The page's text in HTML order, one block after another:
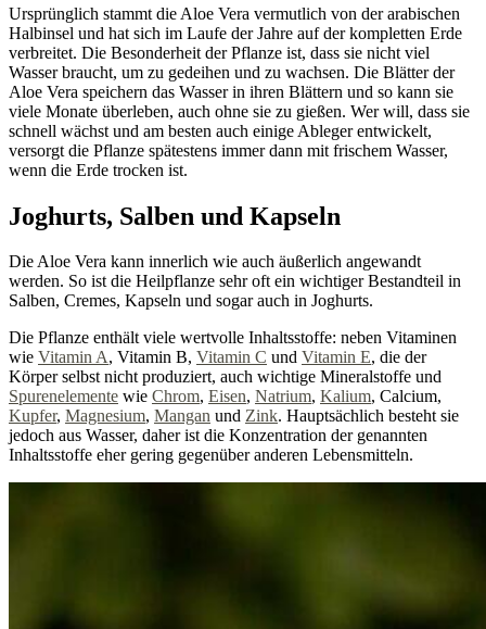
Ursprünglich stammt die Aloe Vera vermutlich von der arabischen
Halbinsel und hat sich im Laufe der Jahre auf der kompletten Erde
verbreitet. Die Besonderheit der Pflanze ist, dass sie nicht viel
Wasser braucht, um zu gedeihen und zu wachsen. Die Blätter der
Aloe Vera speichern das Wasser in ihren Blättern und so kann sie
viele Monate überleben, auch ohne sie zu gießen. Wer will, dass sie
schnell wächst und am besten auch einige Ableger entwickelt,
versorgt die Pflanze spätestens immer dann mit frischem Wasser,
wenn die Erde trocken ist.
Joghurts, Salben und Kapseln
Die Aloe Vera kann innerlich wie auch äußerlich angewandt
werden. So ist die Heilpflanze sehr oft ein wichtiger Bestandteil in
Salben, Cremes, Kapseln und sogar auch in Joghurts.
Die Pflanze enthält viele wertvolle Inhaltsstoffe: neben Vitaminen
wie Vitamin A, Vitamin B, Vitamin C und Vitamin E, die der
Körper selbst nicht produziert, auch wichtige Mineralstoffe und
Spurenelemente wie Chrom, Eisen, Natrium, Kalium, Calcium,
Kupfer, Magnesium, Mangan und Zink. Hauptsächlich besteht sie
jedoch aus Wasser, daher ist die Konzentration der genannten
Inhaltsstoffe eher gering gegenüber anderen Lebensmitteln.